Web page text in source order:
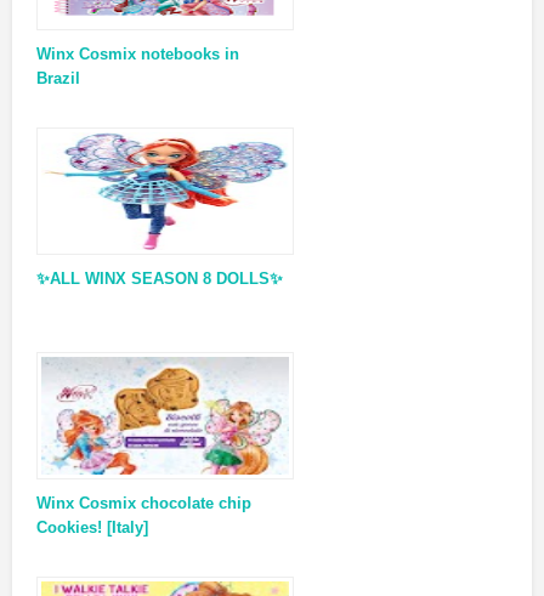
Winx Cosmix notebooks in
Brazil
✨ALL WINX SEASON 8 DOLLS✨
Winx Cosmix chocolate chip
Cookies! [Italy]